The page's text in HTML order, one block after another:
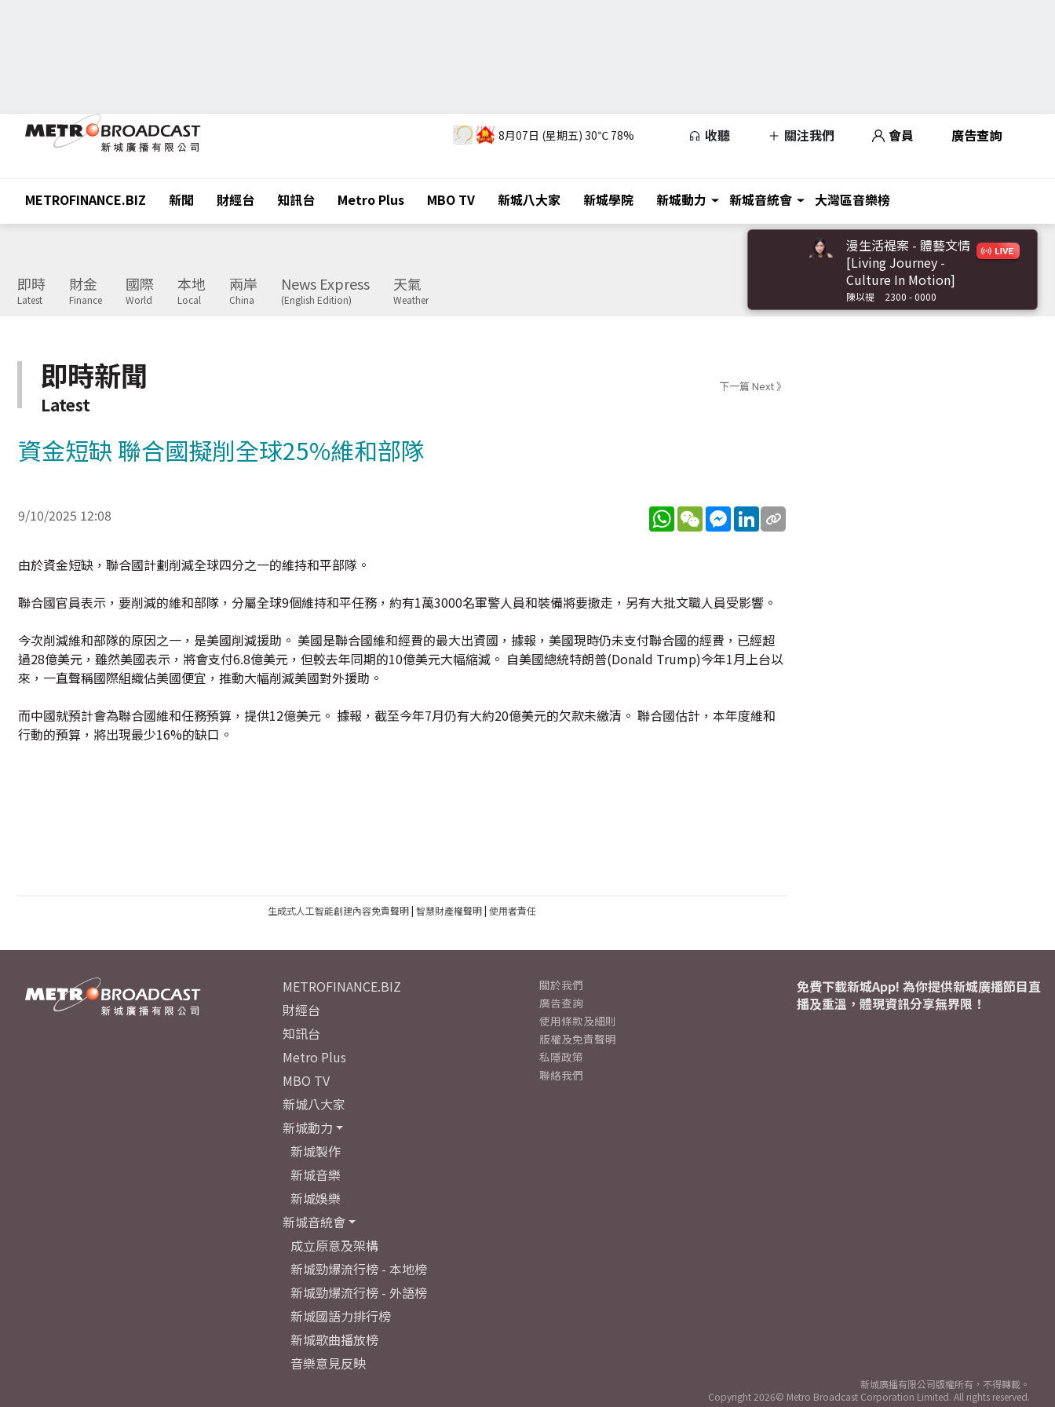
8月07日 (星期五) 30℃ 78% 收聽 關注我們 會員 廣告查詢
METROFINANCE.BIZ 新聞 財經台 知訊台 Metro Plus MBO TV 新城八大家 新城學院 新城動力 新城音統會 大灣區音樂榜
即時
Latest
財金
Finance
國際
World
本地
Local
兩岸
China
News Express
(English Edition)
天氣
Weather
漫生活禔案 - 體藝文情
[Living Journey -
Culture In Motion]
陳以禔 2300 - 0000
即時新聞
Latest
下一篇 Next 》
資金短缺 聯合國擬削全球25%維和部隊
9/10/2025 12:08 WhatsApp
WeChatMessenger
LinkedIn
由於資金短缺，聯合國計劃削減全球四分之一的維持和平部隊。
聯合國官員表示，要削減的維和部隊，分屬全球9個維持和平任務，約有1萬3000名軍警人員和裝備將要撤走，另有大批文職人員受影響。
今次削減維和部隊的原因之一，是美國削減援助。 美國是聯合國維和經費的最大出資國，據報，美國現時仍未支付聯合國的經費，已經超
過28億美元，雖然美國表示，將會支付6.8億美元，但較去年同期的10億美元大幅縮減。 自美國總統特朗普(Donald Trump)今年1月上台以
來，一直聲稱國際組織佔美國便宜，推動大幅削減美國對外援助。
而中國就預計會為聯合國維和任務預算，提供12億美元。 據報，截至今年7月仍有大約20億美元的欠款未繳清。 聯合國估計，本年度維和
行動的預算，將出現最少16%的缺口。
生成式人工智能創建內容免責聲明| 智慧財產權聲明| 使用者責任
METROFINANCE.BIZ
財經台
知訊台
Metro Plus
MBO TV
新城八大家
新城動力
新城製作
新城音樂
新城娛樂
新城音統會
成立原意及架構
新城勁爆流行榜 - 本地榜
新城勁爆流行榜 - 外語榜
新城國語力排行榜
新城歌曲播放榜
音樂意見反映
關於我們
廣告查詢
使用條款及細則
版權及免責聲明
私隱政策
聯絡我們
免費下載新城App! 為你提供新城廣播節目直
播及重溫，體現資訊分享無界限！
新城廣播有限公司版權所有，不得轉載。
Copyright 2026© Metro Broadcast Corporation Limited. All rights reserved.